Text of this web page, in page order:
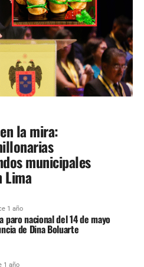
la mira:
municipales
Lima
1 año
paro nacional del 14 de mayo
de Dina Boluarte
1 año